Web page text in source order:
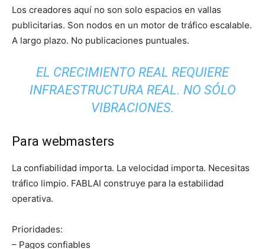
Los creadores aquí no son solo espacios en vallas
publicitarias. Son nodos en un motor de tráfico escalable.
A largo plazo. No publicaciones puntuales.
EL CRECIMIENTO REAL REQUIERE
INFRAESTRUCTURA REAL. NO SÓLO
VIBRACIONES.
Para webmasters
La confiabilidad importa. La velocidad importa. Necesitas
tráfico limpio. FABLAI construye para la estabilidad
operativa.
Prioridades:
– Pagos confiables